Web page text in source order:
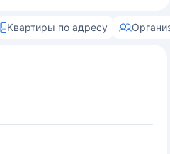
Квартиры по адресу